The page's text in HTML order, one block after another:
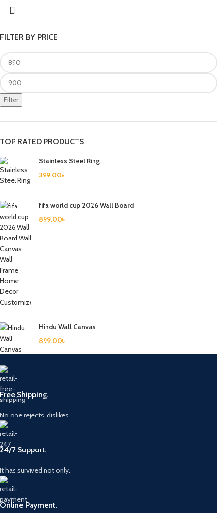
FILTER BY PRICE
Filter
TOP RATED PRODUCTS
Stainless Steel Ring
399.00৳
fifa world cup 2026 Wall Board
899.00৳
Hindu Wall Canvas
899.00৳
Free Shipping.
No one rejects, dislikes.
24/7 Support.
It has survived not only.
Online Payment.